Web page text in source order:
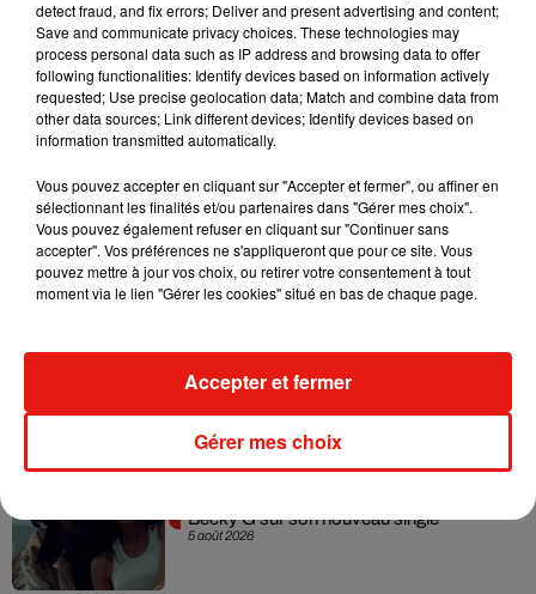
7 août 2026
Madonna sort enfin le remix de « Love
Sensation » avec Kylie Minogue
7 août 2026
Tayc et Didi B dévoilent le single le plus
dansant de l’année
7 août 2026
collaboration tant attendue
5 août 2026
Becky G sur son nouveau single
detect fraud, and fix errors; Deliver and present advertising and content;
Save and communicate privacy choices. These technologies may
process personal data such as IP address and browsing data to offer
following functionalities: Identify devices based on information actively
requested; Use precise geolocation data; Match and combine data from
other data sources; Link different devices; Identify devices based on
information transmitted automatically.
Vous pouvez accepter en cliquant sur "Accepter et fermer", ou affiner en
sélectionnant les finalités et/ou partenaires dans "Gérer mes choix".
Vous pouvez également refuser en cliquant sur "Continuer sans
accepter". Vos préférences ne s'appliqueront que pour ce site. Vous
pouvez mettre à jour vos choix, ou retirer votre consentement à tout
moment via le lien "Gérer les cookies" situé en bas de chaque page.
Gérer mes choix
Accepter et fermer